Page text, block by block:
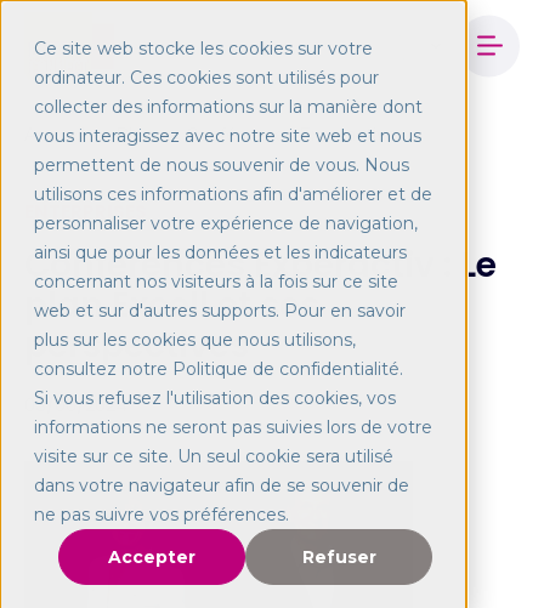
Ce site web stocke les cookies sur votre
ordinateur. Ces cookies sont utilisés pour
collecter des informations sur la manière dont
vous interagissez avec notre site web et nous
permettent de nous souvenir de vous. Nous
utilisons ces informations afin d'améliorer et de
personnaliser votre expérience de navigation,
ainsi que pour les données et les indicateurs
concernant nos visiteurs à la fois sur ce site
web et sur d'autres supports. Pour en savoir
plus sur les cookies que nous utilisons,
consultez notre Politique de confidentialité.
Si vous refusez l'utilisation des cookies, vos
informations ne seront pas suivies lors de votre
visite sur ce site. Un seul cookie sera utilisé
dans votre navigateur afin de se souvenir de
ne pas suivre vos préférences.
Accepter
Refuser
Accueil Blog Conférences Experactive
ENTERPRISES
Conférences Experactiv : Le
plan Excell et ses
perspectives
03/06/2024